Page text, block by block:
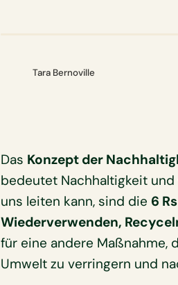
Tara Bernoville
Das Konzept der
bedeutet Nachhaltigkeit
uns leiten kann, sind die 6
Wiederverwenden,
für eine andere Maßnahme,
Umwelt zu verringern und